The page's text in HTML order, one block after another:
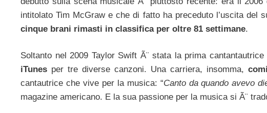
intitolato Tim McGraw e che di fatto ha preceduto l’uscita del
cinque brani rimasti in classifica per oltre 81 settimane.
Soltanto nel 2009 Taylor Swift Ã¨ stata la prima cantantautrice
iTunes per tre diverse canzoni. Una carriera, insomma,
cantautrice che vive per la musica: “Canto da quando avevo
magazine americano. E la sua passione per la musica si Ã¨